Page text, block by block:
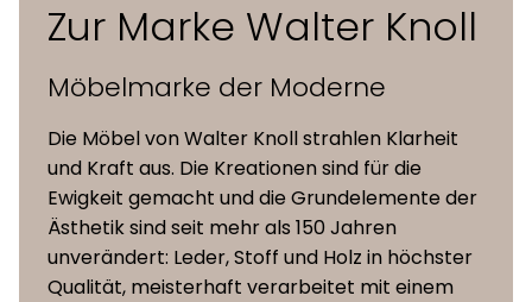
Kissen
Lose Sitz- und Rückenkissen, Inlett
Gleiter Filz- oder Kunststoffgleiter
Zur Marke Walter Knoll
Möbelmarke der Moderne
Die Möbel von Walter Knoll strahlen Klarheit
und Kraft aus. Die Kreationen sind für die
Ewigkeit gemacht und die Grundelemente der
Ästhetik sind seit mehr als 150 Jahren
unverändert: Leder, Stoff und Holz in höchster
Qualität, meisterhaft verarbeitet mit einem